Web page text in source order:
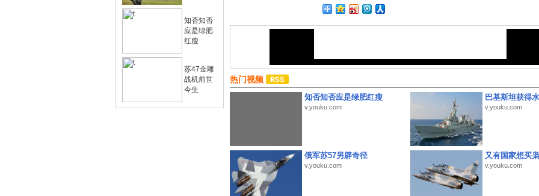
知否知否
应是绿肥
红瘦
苏47金雕
战机前世
今生
热门视频
知否知否应是绿肥红瘦
v.youku.com
巴基斯坦获得
v.youku.com
俄军苏57另辟奇径
v.youku.com
又有国家想买
v.youku.com